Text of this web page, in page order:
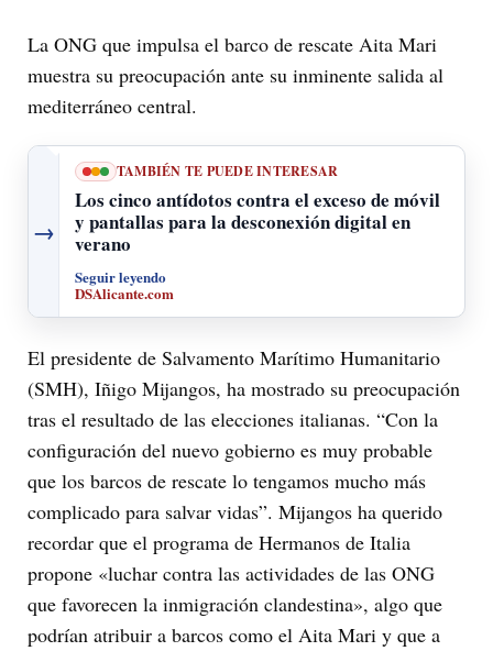
La ONG que impulsa el barco de rescate Aita Mari
muestra su preocupación ante su inminente salida al
mediterráneo central.
→
TAMBIÉN TE PUEDE INTERESAR
Los cinco antídotos contra el exceso de móvil
y pantallas para la desconexión digital en
verano
Seguir leyendo
DSAlicante.com
El presidente de Salvamento Marítimo Humanitario
(SMH), Iñigo Mijangos, ha mostrado su preocupación
tras el resultado de las elecciones italianas. “Con la
configuración del nuevo gobierno es muy probable
que los barcos de rescate lo tengamos mucho más
complicado para salvar vidas”. Mijangos ha querido
recordar que el programa de Hermanos de Italia
propone «luchar contra las actividades de las ONG
que favorecen la inmigración clandestina», algo que
podrían atribuir a barcos como el Aita Mari y que a